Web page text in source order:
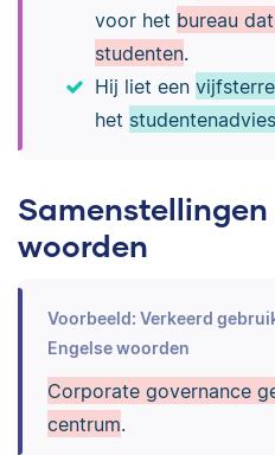
voor het bureau
studenten.
Hij liet een
het
Samenstellingen
woorden
Voorbeeld: Verkeerd
Engelse woorden
Corporate governance
centrum.